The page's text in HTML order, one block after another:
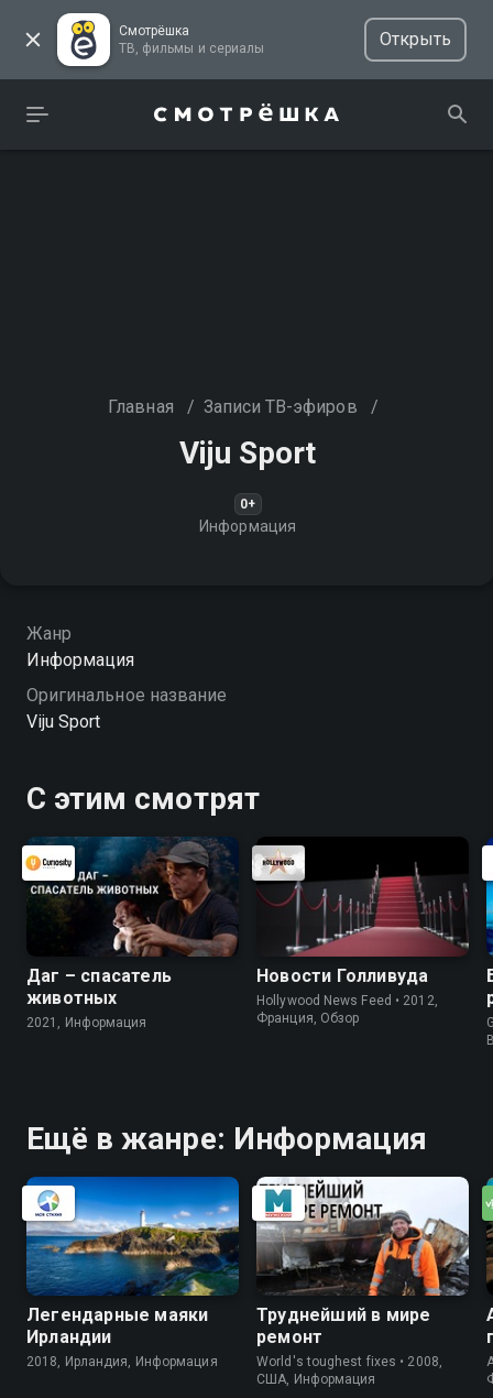
Смотрёшка
ТВ, фильмы и сериалы
Открыть
Главная / Записи ТВ-эфиров /
Viju Sport
0+
Информация
Жанр
Информация
Оригинальное название
Viju Sport
С этим смотрят
Даг – спасатель
животных
2021, Информация
Новости Голливуда
Hollywood News Feed • 2012,
Франция, Обзор
Ещё в жанре: Информация
Легендарные маяки
Ирландии
2018, Ирландия, Информация
Труднейший в мире
ремонт
World's toughest fixes • 2008,
США, Информация